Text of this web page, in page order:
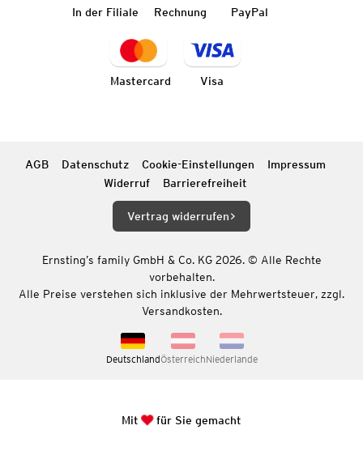
In der Filiale Rechnung PayPal
Mastercard Visa
AGB Datenschutz Cookie-Einstellungen
Impressum
Widerruf
Barrierefreiheit
Vertrag widerrufen
Ernsting’s family GmbH & Co. KG 2026. © Alle Rechte
vorbehalten.
Alle Preise verstehen sich inklusive der Mehrwertsteuer, zzgl.
Versandkosten.
DeutschlandÖsterreichNiederlande
Mit für Sie gemacht